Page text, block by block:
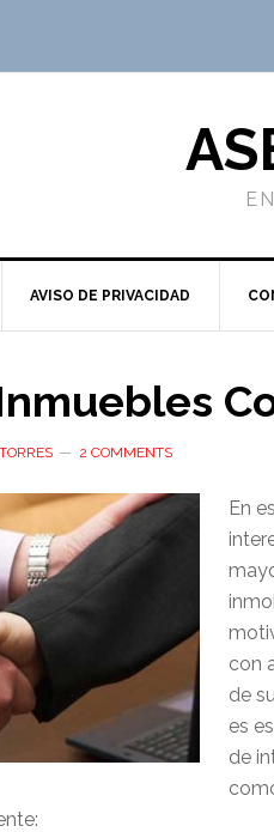
AVISO DE PRIVACIDAD
2 COMMENTS
En
con
de
es
de